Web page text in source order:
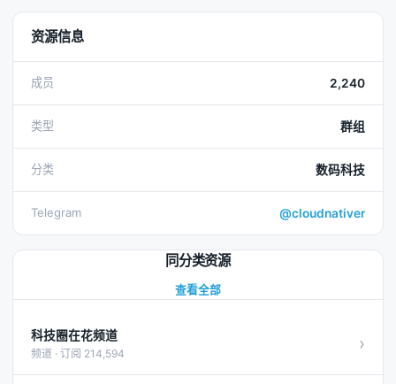
资源信息
成员 2,240
类型 群组
分类 数码科技
Telegram @cloudnativer
同分类资源
查看全部
科技圈在花频道
频道 · 订阅 214,594 ›